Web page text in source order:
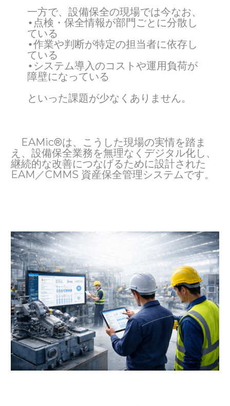
一方で、設備保全の現場では今なお、
•点検・保全情報が部門ごとに分散し
ている
•作業や判断が特定の担当者に依存し
ている
•システム導入のコストや運用負荷が
障壁になっている
といった課題が少なくありません。
EAMic®は、こうした現場の実情を踏ま
え、設備保全業務を無理なくデジタル化し、
継続的な改善につなげるために設計された
EAM／CMMS 資産保全管理システムです。